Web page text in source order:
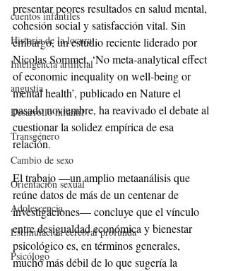
cuentos infantiles
Historia de la locura
Inteligencia artificial
angustia
Desarrollo infantil
Transgénero
Cambio de sexo
Orientación sexual
Adolescencia
Estimulación cerebral profunda
Psicólogo
presentar peores resultados en salud mental,
cohesión social y satisfacción vital. Sin
embargo, un estudio reciente liderado por
Nicolas Sommet, ‘No meta-analytical effect
of economic inequality on well-being or
mental health’, publicado en Nature el
pasado noviembre, ha reavivado el debate al
cuestionar la solidez empírica de esa
relación.
El trabajo —un amplio metaanálisis que
reúne datos de más de un centenar de
investigaciones— concluye que el vínculo
entre desigualdad económica y bienestar
psicológico es, en términos generales,
mucho más débil de lo que sugería la